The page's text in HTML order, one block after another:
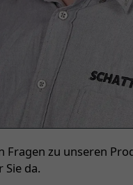
Fragen zu unseren
Sie da.